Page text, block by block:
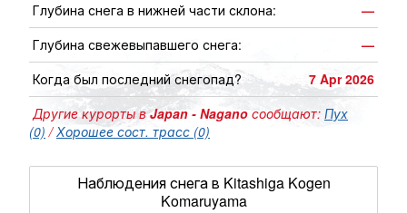
Глубина снега в нижней части склона:
—
Глубина свежевыпавшего снега:
—
Когда был последний снегопад?
7 Apr 2026
Другие курорты вJapan - Nagano сообщают: Пух
(0) /Хорошее сост. трасс (0)
Наблюдения снега в Kitashiga Kogen
Komaruyama